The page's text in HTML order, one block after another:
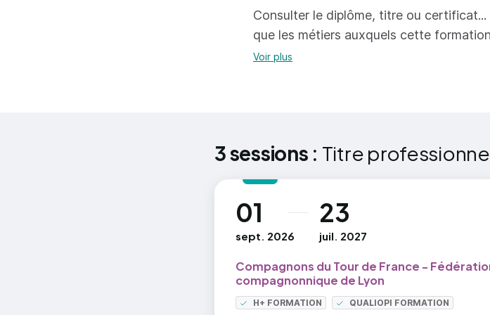
Appliquer des produits
supports.
supports.
Réaliser des imitations de bois.
Réaliser des imitations de marbres.
Réaliser des travaux de peintures
de peintures décoratives de trompe-l'œil.
=> En savoir plus
Consulter le diplôme, titre ou
que les métiers auxquels cette
Voir plus
3 sessions : Titre
01
sept. 2026
au 23
juil. 2027
Compagnons du Tour de France -
compagnonnique de Lyon
H+ FORMATION QUALIOPI FORMATION